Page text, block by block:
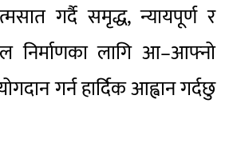
गर्दै समृद्ध, न्यायपूर्ण र
निर्माणका लागि आ–आफ्नो
गर्न हार्दिक आह्वान गर्दछु